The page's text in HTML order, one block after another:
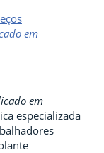
em
em
especializada